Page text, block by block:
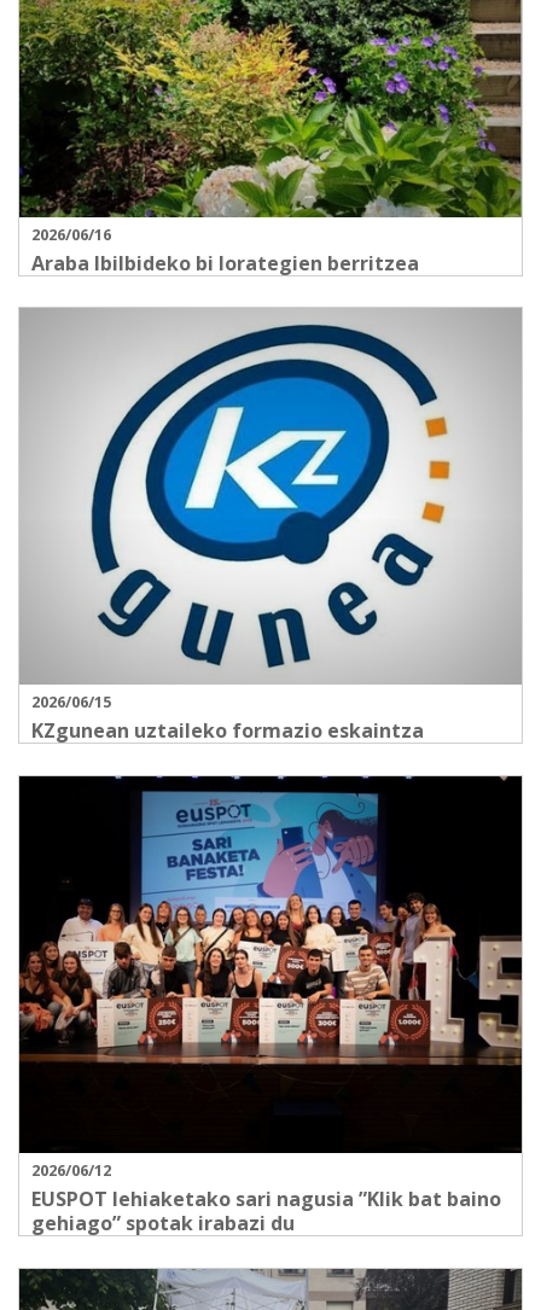
2026/06/16
Araba Ibilbideko bi lorategien berritzea
2026/06/15
KZgunean uztaileko formazio eskaintza
2026/06/12
EUSPOT lehiaketako sari nagusia ”Klik bat baino
gehiago” spotak irabazi du